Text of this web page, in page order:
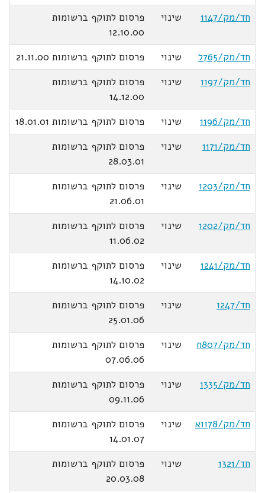
חד/מק/1147
שינוי
פרסום לתוקף ברשומות
12.10.00
חד/מק/765ל
שינוי
פרסום לתוקף ברשומות 21.11.00
חד/מק/1197
שינוי
פרסום לתוקף ברשומות
14.12.00
חד/מק/1196
שינוי
פרסום לתוקף ברשומות 18.01.01
חד/מק/1171
שינוי
פרסום לתוקף ברשומות
28.03.01
חד/מק/1203
שינוי
פרסום לתוקף ברשומות
21.06.01
חד/מק/1202
שינוי
פרסום לתוקף ברשומות
11.06.02
חד/מק/1241
שינוי
פרסום לתוקף ברשומות
14.10.02
חד/1247
שינוי
פרסום לתוקף ברשומות
25.01.06
חד/מק/807ח
שינוי
פרסום לתוקף ברשומות
07.06.06
חד/מק/1335
שינוי
פרסום לתוקף ברשומות
09.11.06
חד/מק/1178א
שינוי
פרסום לתוקף ברשומות
14.01.07
חד/1321
שינוי
פרסום לתוקף ברשומות
20.03.08